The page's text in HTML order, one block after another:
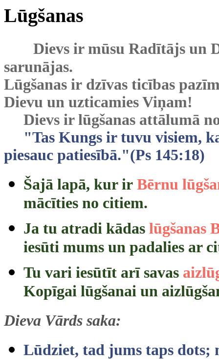
Lūgšanas
Dievs ir mūsu Radītājs un
sarunājas.
Lūgšanas ir dzīvas ticības
Dievu un uzticamies Viņam!
Dievs ir lūgšanas attālumā
"Tas Kungs ir tuvu visiem,
piesauc patiesībā."(Ps 145:18)
Šajā lapā, kur ir Bērnu
mācīties no citiem.
Ja tu atradi kādas lūgšanas
iesūti mums un padalies ar
Tu vari iesūtīt arī savas
Kopīgai lūgšanai un
Dieva Vārds saka:
Lūdziet, tad jums taps